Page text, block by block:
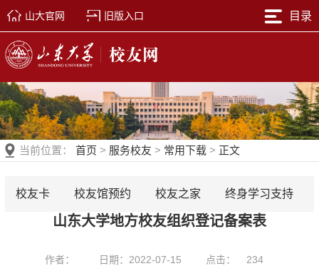
山大官网 旧版入口 目录
当前位置： 首页 > 服务校友 > 常用下载> 正文
校友卡 校友馆预约 校友之家 终身学习支持
山东大学地方校友组织登记备案表
作者： 日期：2022-07-15 点击： 234